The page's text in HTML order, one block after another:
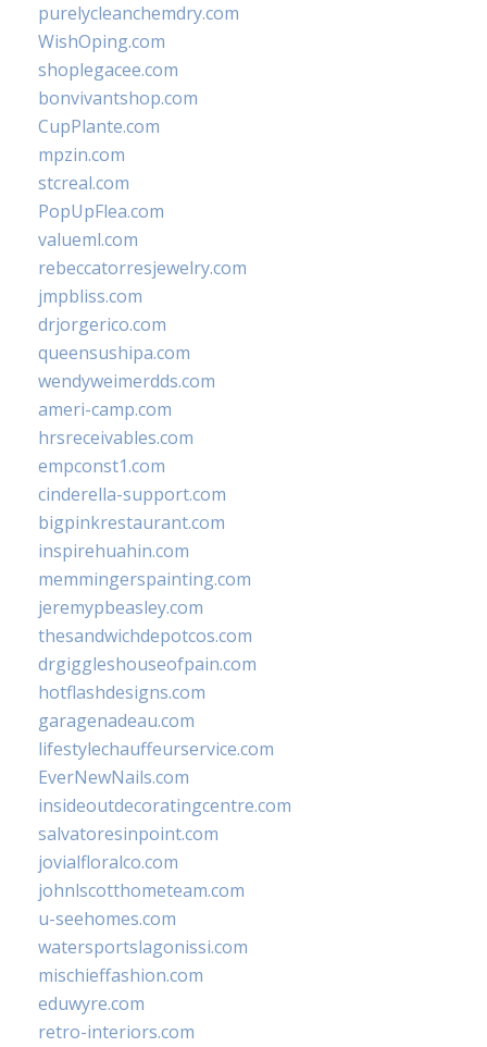
purelycleanchemdry.com
WishOping.com
shoplegacee.com
bonvivantshop.com
CupPlante.com
mpzin.com
stcreal.com
PopUpFlea.com
valueml.com
rebeccatorresjewelry.com
jmpbliss.com
drjorgerico.com
queensushipa.com
wendyweimerdds.com
ameri-camp.com
hrsreceivables.com
empconst1.com
cinderella-support.com
bigpinkrestaurant.com
inspirehuahin.com
memmingerspainting.com
jeremypbeasley.com
thesandwichdepotcos.com
drgiggleshouseofpain.com
hotflashdesigns.com
garagenadeau.com
lifestylechauffeurservice.com
EverNewNails.com
insideoutdecoratingcentre.com
salvatoresinpoint.com
jovialfloralco.com
johnlscotthometeam.com
u-seehomes.com
watersportslagonissi.com
mischieffashion.com
eduwyre.com
retro-interiors.com